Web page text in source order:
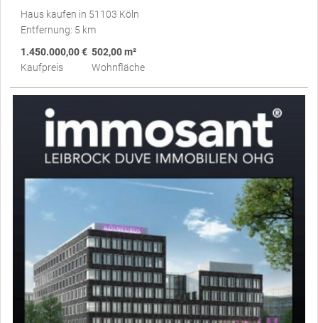
Haus kaufen in 51103 Köln
Entfernung: 5 km
1.450.000,00 €
Kaufpreis
502,00 m²
Wohnfläche